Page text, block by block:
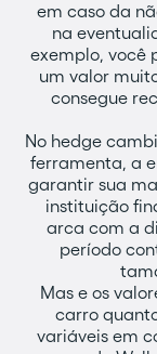
em caso da
na
exemplo, você
um valor
consegue
No hedge
ferramenta, a
garantir sua
instituição
arca com a
período
Mas e os
carro
variáveis em